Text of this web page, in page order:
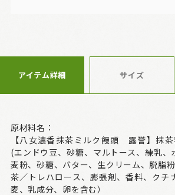
アイテム詳細 サイズ
原材料名：
【八女濃香抹茶ミルク饅頭 露誉】抹
(エンドウ豆、砂糖、マルトース、練乳
麦粉、砂糖、バター、生クリーム、脱脂
茶／トレハロース、膨張剤、香料、クチ
麦、乳成分、卵を含む）